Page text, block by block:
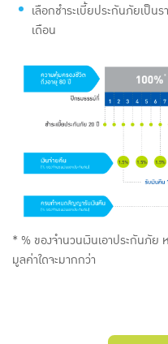
เลือกชำระเบี้ยประกันภัยเป็น
เดือน
* % ของจำนวนเงินเอาประกันภั
มูลค่าใดจะมากกว่า